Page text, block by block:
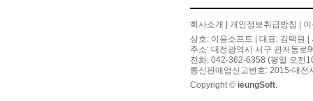
회사소개 개인정보취급방침
상호: 이응소프트 | 대표: 김택원
주소: 대전광역시 서구 관저동로
전화: 042-362-6358 (평일 오전
통신판매업신고번호: 2015-대
Copyright © ieungSoft.